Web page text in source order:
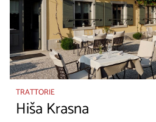
TRATTORIE
Hiša Krasna